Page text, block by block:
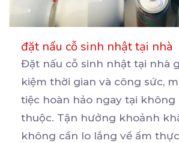
đặt nấu cỗ sinh nhật tại nhà
Đặt nấu cỗ sinh nhật tại nhà
kiệm thời gian và công sức,
tiệc hoàn hảo ngay tại không
thuộc. Tận hưởng khoảnh
không cần lo lắng về ẩm